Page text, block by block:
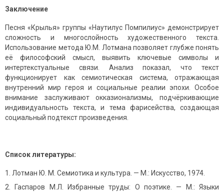
Заключение
Песня «Крылья» группы «Наутилус Помпилиус» демонстрирует
сложность и многослойность художественного текста.
Использование метода Ю.М. Лотмана позволяет глубже понять
её философский смысл, выявить ключевые символы и
интертекстуальные связи. Анализ показал, что текст
функционирует как семиотическая система, отражающая
внутренний мир героя и социальные реалии эпохи. Особое
внимание заслуживают окказионализмы, подчёркивающие
индивидуальность текста, и тема фарисейства, создающая
социальный подтекст произведения.
Список литературы:
Лотман Ю. М. Семиотика и культура. — М.: Искусство, 1974.
Гаспаров М.Л. Избранные труды: О поэтике. — М.: Языки